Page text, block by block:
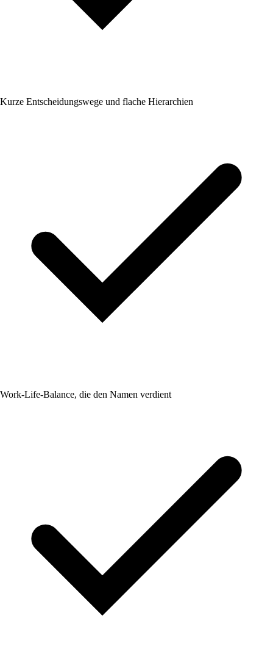
Kurze Entscheidungswege und flache Hierarchien
Work-Life-Balance, die den Namen verdient